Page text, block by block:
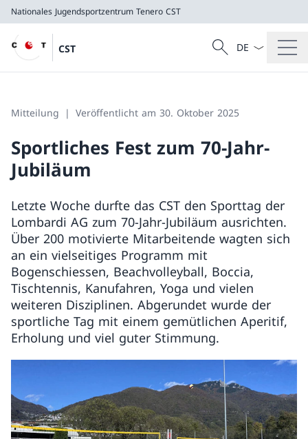
Nationales Jugendsportzentrum Tenero CST
CST
CST
Suche
Suche
Sprach
Mitteilung Veröffentlicht am 30. Oktober 2025
Sportliches Fest zum 70-Jahr-
Jubiläum
Letzte Woche durfte das CST den Sporttag der
Lombardi AG zum 70-Jahr-Jubiläum ausrichten.
Über 200 motivierte Mitarbeitende wagten sich
an ein vielseitiges Programm mit
Bogenschiessen, Beachvolleyball, Boccia,
Tischtennis, Kanufahren, Yoga und vielen
weiteren Disziplinen. Abgerundet wurde der
sportliche Tag mit einem gemütlichen Aperitif,
Erholung und viel guter Stimmung.